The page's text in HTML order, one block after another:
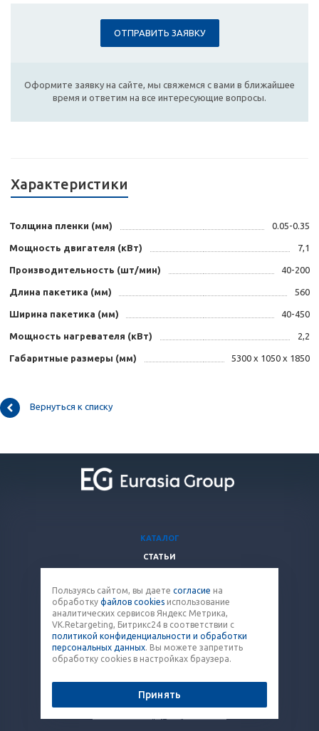
ОТПРАВИТЬ ЗАЯВКУ
Оформите заявку на сайте, мы свяжемся с вами в ближайшее
время и ответим на все интересующие вопросы.
Характеристики
Толщина пленки (мм) 0.05-0.35
Мощность двигателя (кВт) 7,1
Производительность (шт/мин) 40-200
Длина пакетика (мм) 560
Ширина пакетика (мм) 40-450
Мощность нагревателя (кВт) 2,2
Габаритные размеры (мм) 5300 х 1050 х 1850
Вернуться к списку
© 2026 Все права защищены.
КАТАЛОГ
СТАТЬИ
КОМПАНИЯ
КОНТАКТЫ
8 (800) 707-12-53
paket@eq-mail.ru
Пользуясь сайтом, вы даете согласие на
обработку файлов cookies использование
аналитических сервисов Яндекс Метрика,
VK.Retargeting, Битрикс24 в соответствии с
политикой конфиденциальности и обработки
персональных данных. Вы можете запретить
обработку cookies в настройках браузера.
Принять